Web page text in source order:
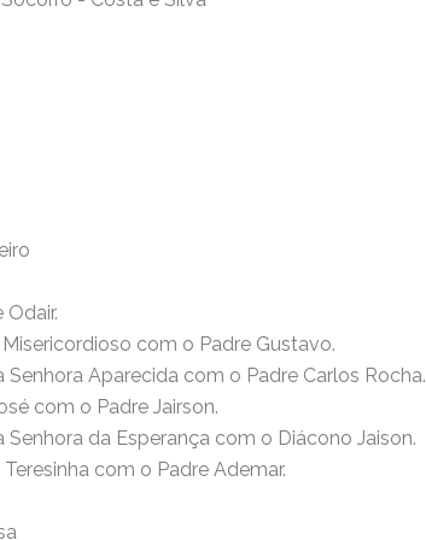
com o Padre Gustavo.
Aparecida com o Padre Carlos Rocha.
com o Padre Jairson.
da Esperança com o Diácono Jaison.
com o Padre Ademar.